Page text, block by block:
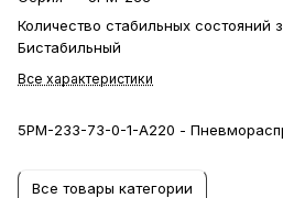
Количество стабильных состояний
Бистабильный
Все характеристики
5РМ-233-73-0-1-А220 -
Все товары категории